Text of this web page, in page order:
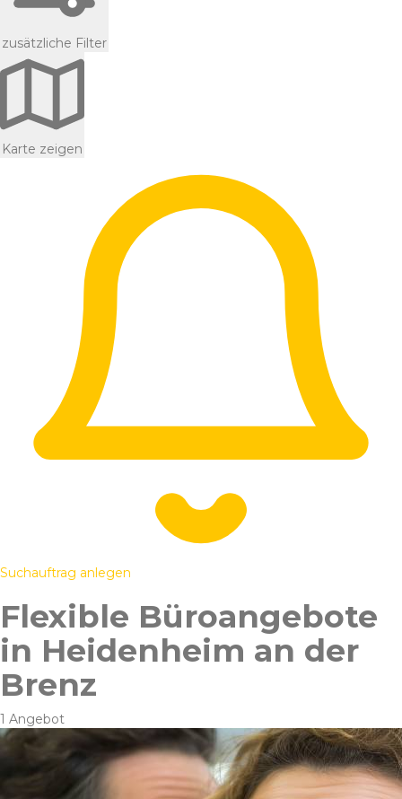
zusätzliche Filter
Karte zeigen
Suchauftrag anlegen
Flexible Büroangebote
in Heidenheim an der
Brenz
1 Angebot